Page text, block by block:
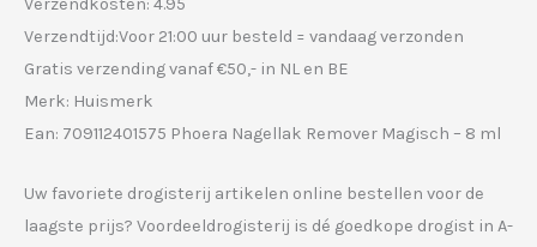
Verzendtijd:Voor 21:00 uur besteld = vandaag verzonden
Gratis verzending vanaf €50,- in NL en BE
Merk: Huismerk
Ean: 709112401575 Phoera Nagellak Remover Magisch – 8 ml
Uw favoriete drogisterij artikelen online bestellen voor de
laagste prijs? Voordeeldrogisterij is dé goedkope drogist in A-